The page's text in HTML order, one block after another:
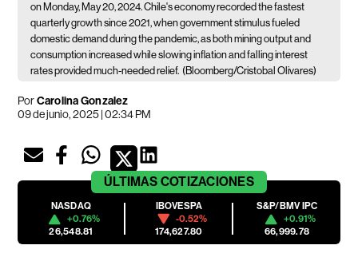
on Monday, May 20, 2024. Chile's economy recorded the fastest
quarterly growth since 2021, when government stimulus fueled
domestic demand during the pandemic, as both mining output and
consumption increased while slowing inflation and falling interest
rates provided much-needed relief. (Bloomberg/Cristobal Olivares)
PorCarolina Gonzalez
09 de junio, 2025 | 02:34 PM
ÚLTIMAS COTIZACIONES
NASDAQ
+0.76%
26,548.81
IBOVESPA
-0.52%
174,627.80
S&P/BMV IPC
+0.91%
66,999.78